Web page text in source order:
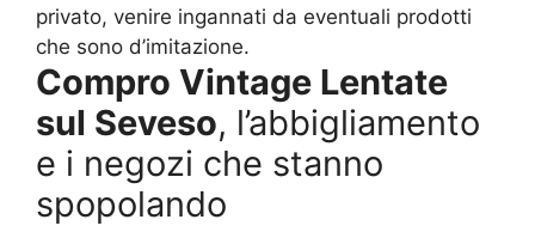
privato, venire ingannati da eventuali prodotti
che sono d’imitazione.
Compro Vintage Lentate
sul Seveso, l’abbigliamento
e i negozi che stanno
spopolando